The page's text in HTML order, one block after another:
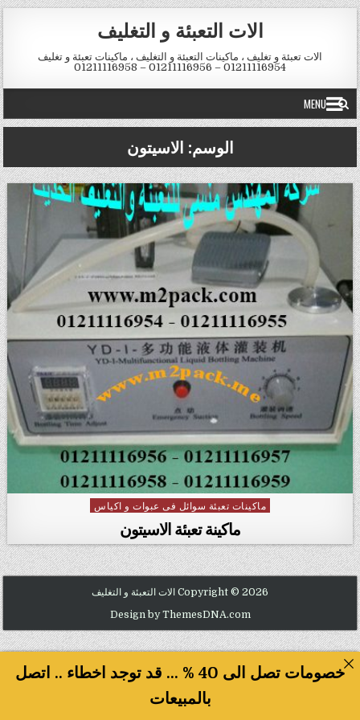
Skip to content
الات التعبئة و التغليف
الات تعبئة و تغليف ، ماكينات التعبئة و التغليف ، ماكينات تعبئة و تغليف
01211116954 – 01211116956 – 01211116958
MENU
الوسم: الاسيتون
Posted in
ماكينات تعبئة سوائل فى عبوات و اكياس
ماكينة تعبئة الاسيتون
Copyright © 2026 الات التعبئة و التغليف
Design by ThemesDNA.com
خصومات تصل الى 40 % ... قد توجد اخطاء .. اتصل
بالمبيعات